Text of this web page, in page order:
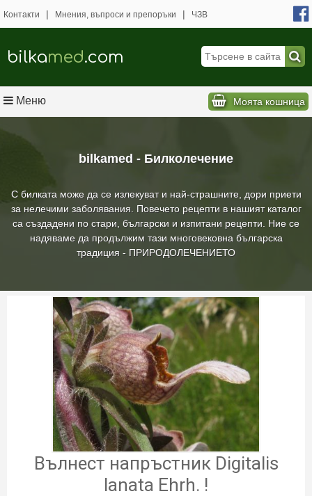
bilkamed - Билколечение
С билката може да се излекуват и най-страшните, дори приети
за нелечими заболявания. Повечето рецепти в нашият каталог
са създадени по стари, български и изпитани рецепти. Ние се
надяваме да продължим тази многовековна българска
традиция - ПРИРОДОЛЕЧЕНИЕТО
Контакти | Мнения, въпроси и препоръки | ЧЗВ
bilkamed.com
Меню Моята кошница
Вълнест напръстник Digitalis
lanata Ehrh. !